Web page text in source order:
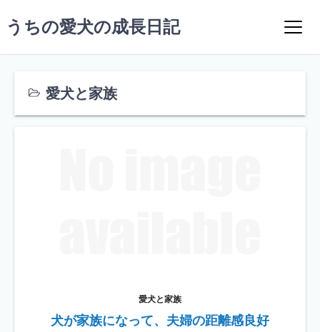
ン
ン
うちの愛犬の成長日記
愛犬と家族
愛犬と家族
犬が家族になって、夫婦の距離感良好